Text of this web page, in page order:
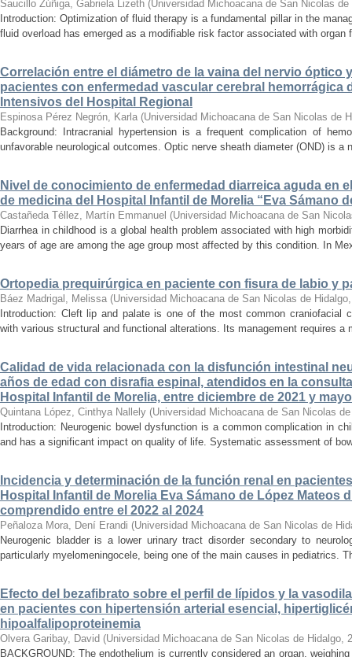
Saucillo Zúñiga, Gabriela Lizeth (Universidad Michoacana de San Nicolas de
Introduction: Optimization of fluid therapy is a fundamental pillar in the
fluid overload has emerged as a modifiable risk factor associated with organ
Correlación entre el diámetro de la vaina del nervio óptico
pacientes con enfermedad vascular cerebral hemorrágica
Intensivos del Hospital Regional
Espinosa Pérez Negrón, Karla (Universidad Michoacana de San Nicolas de
Background: Intracranial hypertension is a frequent complication of
unfavorable neurological outcomes. Optic nerve sheath diameter (OND) is a
Nivel de conocimiento de enfermedad diarreica aguda en
de medicina del Hospital Infantil de Morelia “Eva Sámano
Castañeda Téllez, Martín Emmanuel (Universidad Michoacana de San
Diarrhea in childhood is a global health problem associated with high
years of age are among the age group most affected by this condition. In
Ortopedia prequirúrgica en paciente con fisura de labio y
Báez Madrigal, Melissa (Universidad Michoacana de San Nicolas de Hidalgo
Introduction: Cleft lip and palate is one of the most common craniofacial
with various structural and functional alterations. Its management requires a
Calidad de vida relacionada con la disfunción intestinal
años de edad con disrafia espinal, atendidos en la
Hospital Infantil de Morelia, entre diciembre de 2021 y
Quintana López, Cinthya Nallely (Universidad Michoacana de San Nicolas
Introduction: Neurogenic bowel dysfunction is a common complication in
and has a significant impact on quality of life. Systematic assessment of
Incidencia y determinación de la función renal en
Hospital Infantil de Morelia Eva Sámano de López Mateos
comprendido entre el 2022 al 2024
Peñaloza Mora, Dení Erandi (Universidad Michoacana de San Nicolas de
Neurogenic bladder is a lower urinary tract disorder secondary to
particularly myelomeningocele, being one of the main causes in pediatrics.
Efecto del bezafibrato sobre el perfil de lípidos y la
en pacientes con hipertensión arterial esencial,
hipoalfalipoproteinemia
Olvera Garibay, David (Universidad Michoacana de San Nicolas de Hidalgo,
BACKGROUND: The endothelium is currently considered an organ,